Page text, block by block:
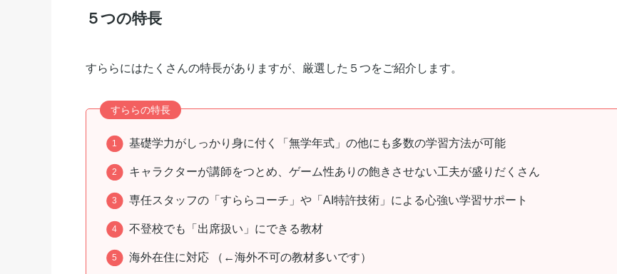
５つの特長
すららにはたくさんの特長がありますが、厳選した５つをご紹介します。
すららの特長
基礎学力がしっかり身に付く「無学年式」の他にも多数の学習方法が可能
キャラクターが講師をつとめ、ゲーム性ありの飽きさせない工夫が盛りだくさん
専任スタッフの「すららコーチ」や「AI特許技術」による心強い学習サポート
不登校でも「出席扱い」にできる教材
海外在住に対応 （←海外不可の教材多いです）